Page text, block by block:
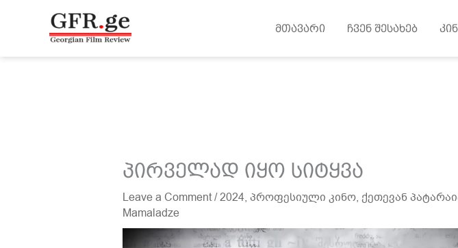
გადასვლა
მთავარი ჩვენ შესახებ
პირველად იყო სიტყვა
Leave a Comment/2024, პროფესიული კინო, ქეთევან
Mamaladze